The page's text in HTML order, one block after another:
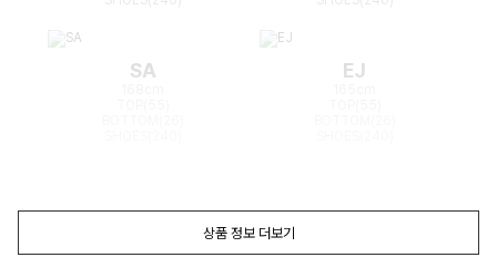
SA EJ
상품 정보 더보기